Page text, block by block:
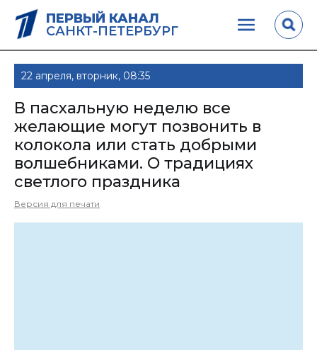
ПЕРВЫЙ КАНАЛ
САНКТ-ПЕТЕРБУРГ
22 апреля, вторник, 08:35
В пасхальную неделю все
желающие могут позвонить в
колокола или стать добрыми
волшебниками. О традициях
светлого праздника
Версия для печати